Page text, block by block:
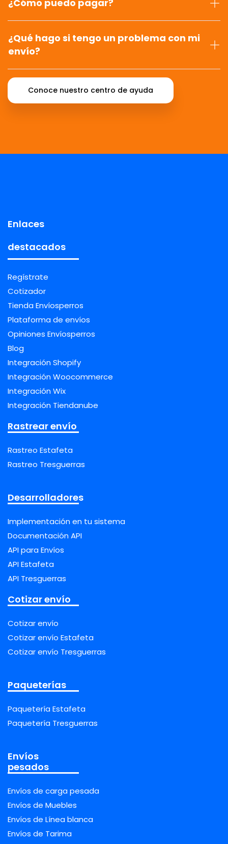
¿Cómo puedo pagar?
¿Qué hago si tengo un problema con mi
envío?
Conoce nuestro centro de ayuda
Enlaces
destacados
Regístrate
Cotizador
Tienda Envíosperros
Plataforma de envíos
Opiniones Envíosperros
Blog
Integración Shopify
Integración Woocommerce
Integración Wix
Integración Tiendanube
Rastrear envío
Rastreo Estafeta
Rastreo Tresguerras
Desarrolladores
Implementación en tu sistema
Documentación API
API para Envíos
API Estafeta
API Tresguerras
Cotizar envío
Cotizar envío
Cotizar envío Estafeta
Cotizar envío Tresguerras
Paqueterías
Paquetería Estafeta
Paquetería Tresguerras
Envíos
pesados
Envíos de carga pesada
Envíos de Muebles
Envíos de Línea blanca
Envíos de Tarima